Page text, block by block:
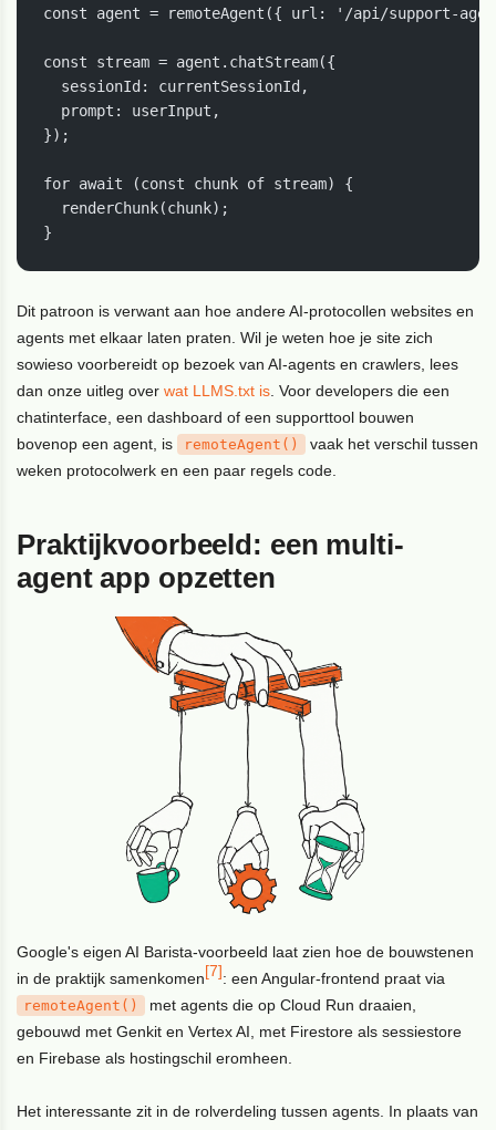
const agent = remoteAgent({ url: '/api/support-
const stream = agent.chatStream({
  sessionId: currentSessionId,
  prompt: userInput,
});
for await (const chunk of stream) {
  renderChunk(chunk);
Dit patroon is verwant aan hoe andere AI-protocollen websites en
agents met elkaar laten praten. Wil je weten hoe je site zich
sowieso voorbereidt op bezoek van AI-agents en crawlers, lees
dan onze uitleg overwat LLMS.txt is. Voor developers die een
chatinterface, een dashboard of een supporttool bouwen
bovenop een agent, is
remoteAgent()
vaak het verschil tussen
weken protocolwerk en een paar regels code.
Praktijkvoorbeeld: een multi-
agent app opzetten
Google's eigen AI Barista-voorbeeld laat zien hoe de bouwstenen
in de praktijk samenkomen[7]: een Angular-frontend praat via
remoteAgent()
met agents die op Cloud Run draaien,
gebouwd met Genkit en Vertex AI, met Firestore als sessiestore
en Firebase als hostingschil eromheen.
Het interessante zit in de rolverdeling tussen agents. In plaats van